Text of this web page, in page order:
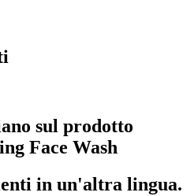
sul prodotto
Face Wash
in un'altra lingua.